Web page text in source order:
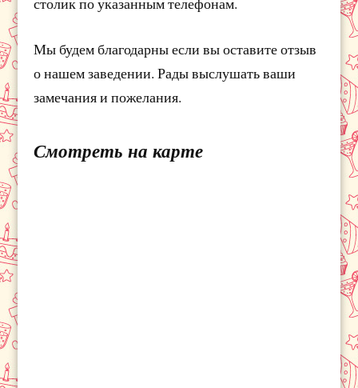
Мы будем благодарны если вы оставите отзыв
о нашем заведении. Рады выслушать ваши
замечания и пожелания.
Смотреть на карте